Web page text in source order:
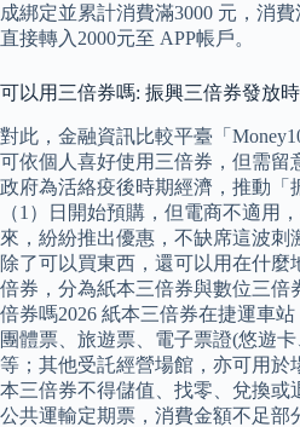
成綁定並累計消費滿3000 元，消
直接轉入2000元至 APP帳戶。
可以用三倍券嗎: 振興三倍券發放
對此，金融資訊比較平臺「
可依個人喜好使用三倍券，但需留
政府為活絡疫後時期經濟，推動「
（1）日開始預購，但電商不適用
來，紛紛推出優惠，不缺席這波刺
除了可以買東西，還可以用在什麼
倍券，分為紙本三倍券與數位三倍
倍券嗎2026 紙本三倍券在捷運車
團體票、旅遊票、電子票證(悠遊
等；其他受託經營場館，亦可用於
本三倍券不得儲值、找零、兌換或
公共運輸定期票，消費金額不足部